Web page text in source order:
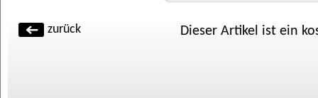
zurück Dieser Artikel ist ein